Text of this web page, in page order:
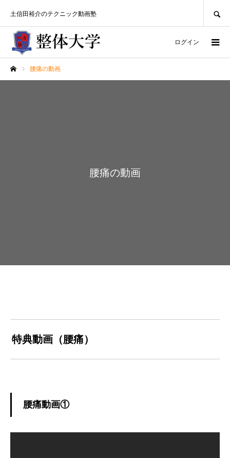
土信田裕介のテクニック動画塾
ログイン
腰痛の動画
腰痛の動画
特典動画（腰痛）
腰痛動画①